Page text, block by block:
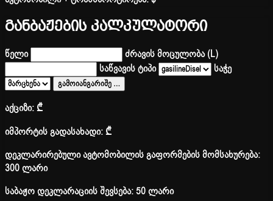
განბაჟების კალკულატორი
წელი
ძრავის მოცულობა (L)
საწვავის ტიპი
საჭე
გამოიანგარიშე …
აქციზი:₾
იმპორტის გადასახადი:₾
დეკლარირებული ავტომობილის გაფორმების მომსახურება:
300 ლარი
საბაჟო დეკლარაციის შევსება: 50 ლარი